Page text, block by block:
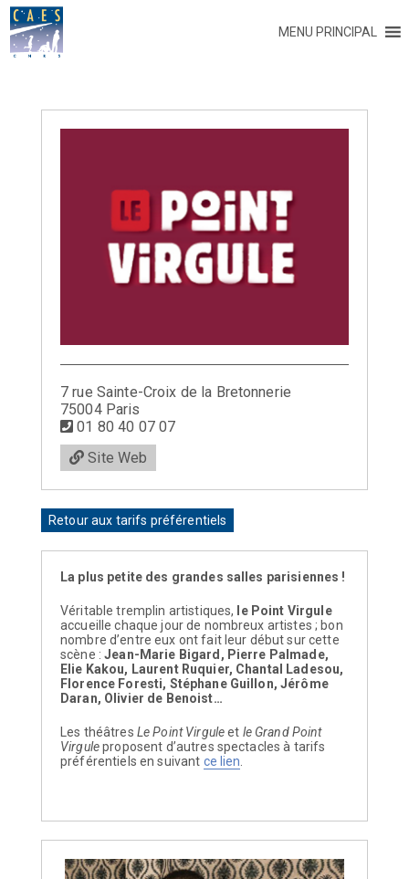
MENU PRINCIPAL
7 rue Sainte-Croix de la Bretonnerie
75004 Paris
01 80 40 07 07
Site Web
Retour aux tarifs préférentiels
La plus petite des grandes salles parisiennes !
Véritable tremplin artistiques, le Point Virgule
accueille chaque jour de nombreux artistes ; bon
nombre d’entre eux ont fait leur début sur cette
scène :Jean-Marie Bigard, Pierre Palmade,
Elie Kakou, Laurent Ruquier, Chantal Ladesou,
Florence Foresti, Stéphane Guillon, Jérôme
Daran, Olivier de Benoist…
Les théâtres Le Point Virguleet le Grand Point
Virguleproposent d’autres spectacles à tarifs
préférentiels en suivant ce lien